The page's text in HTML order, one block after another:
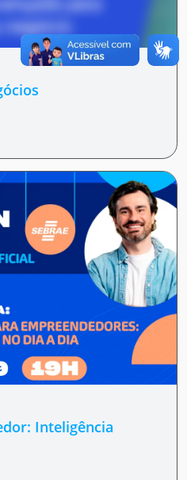
Inteligência